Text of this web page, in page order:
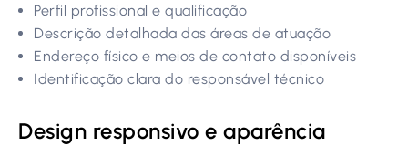
Perfil profissional e qualificação
Descrição detalhada das áreas de atuação
Endereço físico e meios de contato disponíveis
Identificação clara do responsável técnico
Design responsivo e aparência